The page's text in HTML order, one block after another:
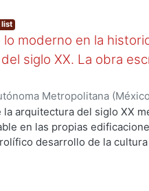
list
moderno en la
siglo XX. La obra
Metropolitana
Información.,2012-02)
la arquitectura del siglo XX
en las propias
desarrollo de la